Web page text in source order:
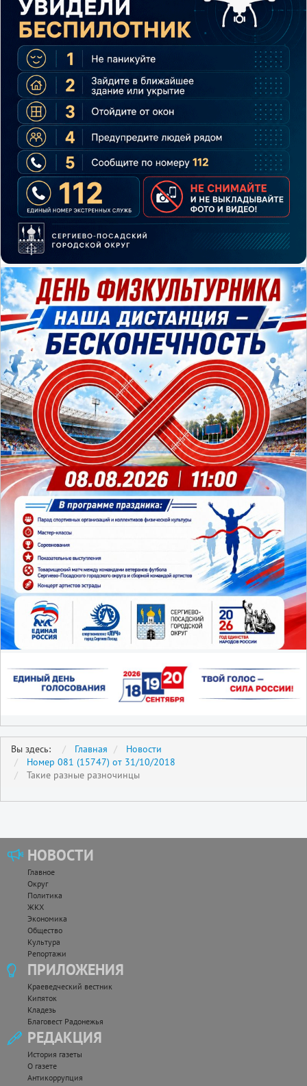
Вы здесь: Главная
Новости
Номер 081 (15747) от 31/10/2018
Такие разные разночинцы
НОВОСТИ
Главное
Округ
Политика
ЖКХ
Экономика
Общество
Культура
Репортажи
ПРИЛОЖЕНИЯ
Краеведческий вестник
Кипяток
Кладезь
Благовест Радонежья
РЕДАКЦИЯ
История газеты
О газете
Антикоррупция